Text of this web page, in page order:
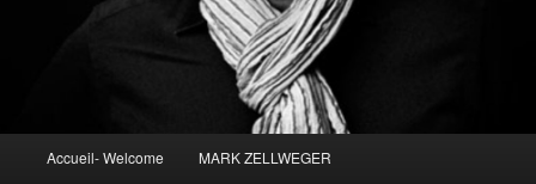
Aller
Accueil- Welcome MARK ZELLWEGER